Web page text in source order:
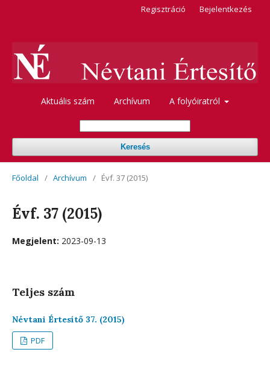
Aktuális szám Archívum A folyóiratról
Keresés
Regisztráció Bejelentkezés
Főoldal / Archívum / Évf. 37 (2015)
Évf. 37 (2015)
Megjelent: 2023-09-13
Teljes szám
Névtani Értesítő 37. (2015)
PDF